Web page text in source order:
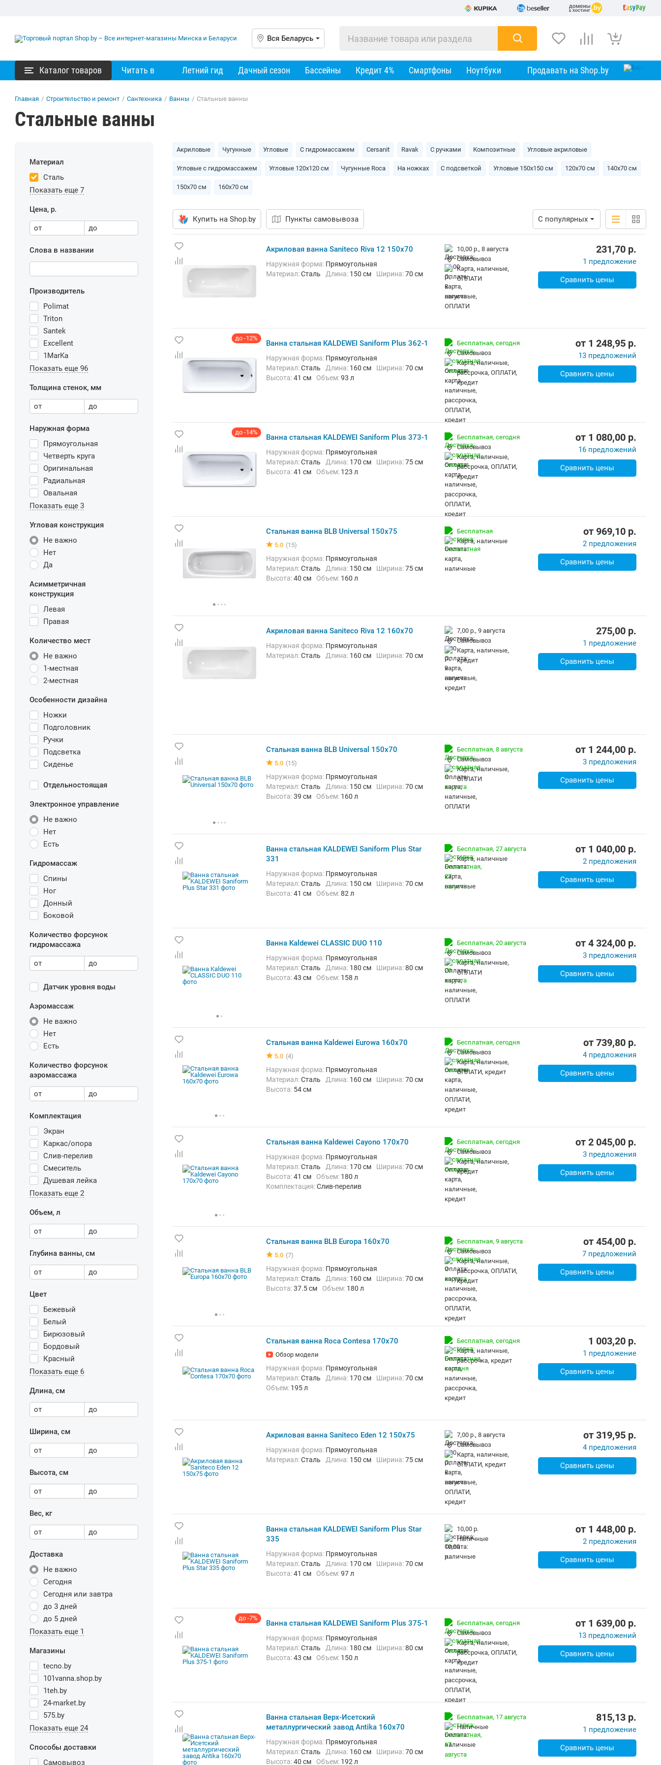
Вся Беларусь
Каталог товаров Читать в Летний гид Дачный сезон Бассейны Кредит 4% Смартфоны Ноутбуки Продавать на Shop.by
Главная / Строительство и ремонт / Сантехника / Ванны / Стальные ванны
Стальные ванны
Материал
Сталь
Показать еще 7
Цена, р.
от до
Слова в названии
Производитель
Polimat
Triton
Santek
Excellent
1MarKa
Показать еще 96
Толщина стенок, мм
от до
Наружная форма
Прямоугольная
Четверть круга
Оригинальная
Радиальная
Овальная
Показать еще 3
Угловая конструкция
Не важно
Нет
Да
Асимметричная
конструкция
Левая
Правая
Количество мест
Не важно
1-местная
2-местная
Особенности дизайна
Ножки
Подголовник
Ручки
Подсветка
Сиденье
Отдельностоящая
Электронное управление
Не важно
Нет
Есть
Гидромассаж
Спины
Ног
Донный
Боковой
Количество форсунок
гидромассажа
от до
Датчик уровня воды
Аэромассаж
Не важно
Нет
Есть
Количество форсунок
аэромассажа
от до
Комплектация
Экран
Каркас/опора
Слив-перелив
Смеситель
Душевая лейка
Показать еще 2
Объем, л
от до
Глубина ванны, см
от до
Цвет
Бежевый
Белый
Бирюзовый
Бордовый
Красный
Показать еще 6
Длина, см
от до
Ширина, см
от до
Высота, см
от до
Вес, кг
от до
Доставка
Не важно
Сегодня
Сегодня или завтра
до 3 дней
до 5 дней
Показать еще 1
Магазины
tecno.by
101vanna.shop.by
1teh.by
24-market.by
575.by
Показать еще 24
Способы доставки
Самовывоз
Акриловые Чугунные Угловые С гидромассажем Cersanit Ravak С ручками Композитные Угловые акриловые
Угловые с гидромассажем Угловые 120х120 см Чугунные Roca На ножках С подсветкой Угловые 150х150 см 120х70 см 140х70 см
150х70 см 160х70 см
Купить на Shop.by Пункты самовывоза С популярных
Акриловая ванна Saniteco Riva 12 150x70
Наружная форма: Прямоугольная
Материал:Сталь Длина: 150 см Ширина:70 см
10,00 р., 8 августа
Самовывоз
карта, наличные,
ОПЛАТИ
231,70 p.
1 предложение
Сравнить цены
до -12%
Ванна стальная KALDEWEI Saniform Plus 362-1
Наружная форма: Прямоугольная
Материал:Сталь Длина: 160 см Ширина:70 см
Высота:41 см Объем:93 л
Бесплатная, сегодня
Самовывоз
карта, наличные,
рассрочка, ОПЛАТИ,
кредит
от 1 248,95 p.
13 предложений
Сравнить цены
до -14%
Ванна стальная KALDEWEI Saniform Plus 373-1
Наружная форма: Прямоугольная
Материал:Сталь Длина: 170 см Ширина:75 см
Высота:41 см Объем: 123 л
Бесплатная, сегодня
Самовывоз
карта, наличные,
рассрочка, ОПЛАТИ,
кредит
от 1 080,00 p.
16 предложений
Сравнить цены
Стальная ванна BLB Universal 150x75
5.0 (15)
Наружная форма: Прямоугольная
Материал:Сталь Длина: 150 см Ширина:75 см
Высота:40 см Объем: 160 л
Бесплатная
карта, наличные
от 969,10 p.
2 предложения
Сравнить цены
Акриловая ванна Saniteco Riva 12 160x70
Наружная форма: Прямоугольная
Материал:Сталь Длина: 160 см Ширина:70 см
7,00 р., 9 августа
Самовывоз
карта, наличные,
кредит
275,00 p.
1 предложение
Сравнить цены
Стальная ванна BLB Universal 150x70
5.0 (15)
Наружная форма: Прямоугольная
Материал:Сталь Длина: 150 см Ширина:70 см
Высота:39 см Объем: 160 л
Бесплатная, 8 августа
Самовывоз
карта, наличные,
ОПЛАТИ
от 1 244,00 p.
3 предложения
Сравнить цены
Ванна стальная KALDEWEI Saniform Plus Star
331
Наружная форма: Прямоугольная
Материал:Сталь Длина: 150 см Ширина:70 см
Высота:41 см Объем:82 л
Бесплатная, 27 августа
карта, наличные
от 1 040,00 p.
2 предложения
Сравнить цены
Ванна Kaldewei CLASSIC DUO 110
Наружная форма: Прямоугольная
Материал:Сталь Длина: 180 см Ширина:80 см
Высота:43 см Объем: 158 л
Бесплатная, 20 августа
Самовывоз
карта, наличные,
ОПЛАТИ
от 4 324,00 p.
3 предложения
Сравнить цены
Стальная ванна Kaldewei Eurowa 160x70
5.0 (4)
Наружная форма: Прямоугольная
Материал:Сталь Длина: 160 см Ширина:70 см
Высота: 54 см
Бесплатная, сегодня
Самовывоз
карта, наличные,
ОПЛАТИ, кредит
от 739,80 p.
4 предложения
Сравнить цены
Стальная ванна Kaldewei Cayono 170x70
Наружная форма: Прямоугольная
Материал:Сталь Длина: 170 см Ширина:70 см
Высота:41 см Объем: 180 л
Комплектация:Слив-перелив
Бесплатная, сегодня
Самовывоз
карта, наличные,
кредит
от 2 045,00 p.
3 предложения
Сравнить цены
Стальная ванна BLB Europa 160x70
5.0 (7)
Наружная форма: Прямоугольная
Материал:Сталь Длина: 160 см Ширина:70 см
Высота:37.5 см Объем: 180 л
Бесплатная, 9 августа
Самовывоз
карта, наличные,
рассрочка, ОПЛАТИ,
кредит
от 454,00 p.
7 предложений
Сравнить цены
Стальная ванна Roca Contesa 170x70
Обзор модели
Наружная форма: Прямоугольная
Материал:Сталь Длина: 170 см Ширина:70 см
Объем: 195 л
Бесплатная, сегодня
карта, наличные,
рассрочка, кредит
1 003,20 p.
1 предложение
Сравнить цены
Акриловая ванна Saniteco Eden 12 150x75
Наружная форма: Прямоугольная
Материал:Сталь Длина: 150 см Ширина:75 см
7,00 р., 8 августа
Самовывоз
карта, наличные,
ОПЛАТИ, кредит
от 319,95 p.
4 предложения
Сравнить цены
Ванна стальная KALDEWEI Saniform Plus Star
335
Наружная форма: Прямоугольная
Материал:Сталь Длина: 170 см Ширина:70 см
Высота:41 см Объем:97 л
10,00 р.
наличные
от 1 448,00 p.
2 предложения
Сравнить цены
до -7%
Ванна стальная KALDEWEI Saniform Plus 375-1
Наружная форма: Прямоугольная
Материал:Сталь Длина: 180 см Ширина:80 см
Высота:43 см Объем: 150 л
Бесплатная, сегодня
Самовывоз
карта, наличные,
рассрочка, ОПЛАТИ,
кредит
от 1 639,00 p.
13 предложений
Сравнить цены
Ванна стальная Верх-Исетский
металлургический завод Antika 160х70
Наружная форма: Прямоугольная
Материал:Сталь Длина: 160 см Ширина:70 см
Высота:40 см Объем: 192 л
Бесплатная, 17 августа
наличные
815,13 p.
1 предложение
Сравнить цены